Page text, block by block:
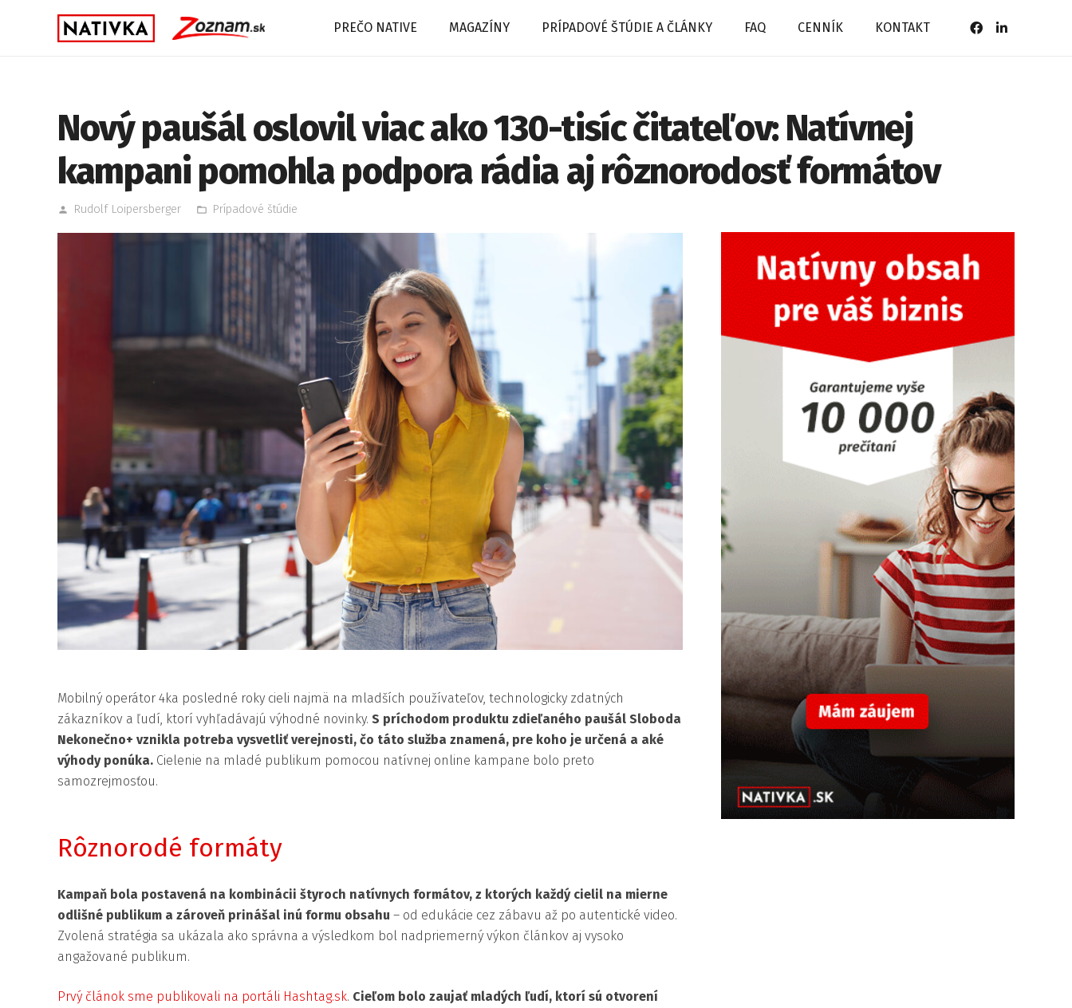
PREČO NATIVE MAGAZÍNY PRÍPADOVÉ ŠTÚDIE A ČLÁNKY FAQ CENNÍK KONTAKT
Nový paušál oslovil viac ako 130-tisíc čitateľov: Natívnej
kampani pomohla podpora rádia aj rôznorodosť formátov
person Rudolf Loipersberger folder_open Prípadové štúdie
Mobilný operátor 4ka posledné roky cieli najmä na mladších používateľov, technologicky zdatných
zákazníkov a ľudí, ktorí vyhľadávajú výhodné novinky. S príchodom produktu zdieľaného paušál Sloboda
Nekonečno+ vznikla potreba vysvetliť verejnosti, čo táto služba znamená, pre koho je určená a aké
výhody ponúka. Cielenie na mladé publikum pomocou natívnej online kampane bolo preto
samozrejmosťou.
Rôznorodé formáty
Kampaň bola postavená na kombinácii štyroch natívnych formátov, z ktorých každý cielil na mierne
odlišné publikum a zároveň prinášal inú formu obsahu – od edukácie cez zábavu až po autentické video.
Zvolená stratégia sa ukázala ako správna a výsledkom bol nadpriemerný výkon článkov aj vysoko
angažované publikum.
Prvý článok sme publikovali na portáli Hashtag.sk. Cieľom bolo zaujať mladých ľudí, ktorí sú otvorení